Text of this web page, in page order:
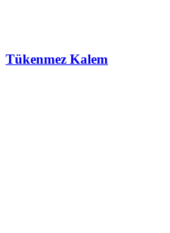
Tükenmez Kalem